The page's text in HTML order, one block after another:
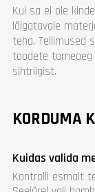
Kui sa ei ole
lõigatavale
teha. Tellimused
toodete
sihtriigist.
KORDUMA
Kuidas valida
Kontrolli esmalt